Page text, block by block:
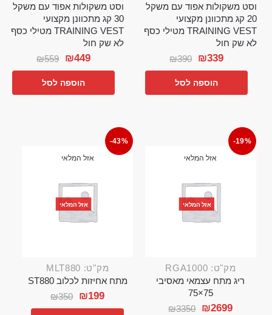
וסט משקולות אפוד עם משקל
20 קג מתכוונן מקצועי
TRAINING VEST מטילי כסף
לא שק חול
₪390 ₪339
הוספה לסל
וסט משקולות אפוד עם משקל
30 קג מתכוונן מקצועי
TRAINING VEST מטילי כסף
לא שק חול
₪559 ₪449
הוספה לסל
-19%
אזל המלאי
אזל המלאי
מק"ט: RGA1000
ריג מתח עצמאי מאסיבי
75×75
₪3350 ₪2699
-43%
אזל המלאי
אזל המלאי
מק"ט: MLT880
מתח אחיזות לכלוב ST880
₪350 ₪199